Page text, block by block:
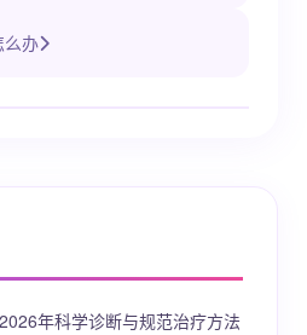
么办
年科学诊断与规范治疗方法